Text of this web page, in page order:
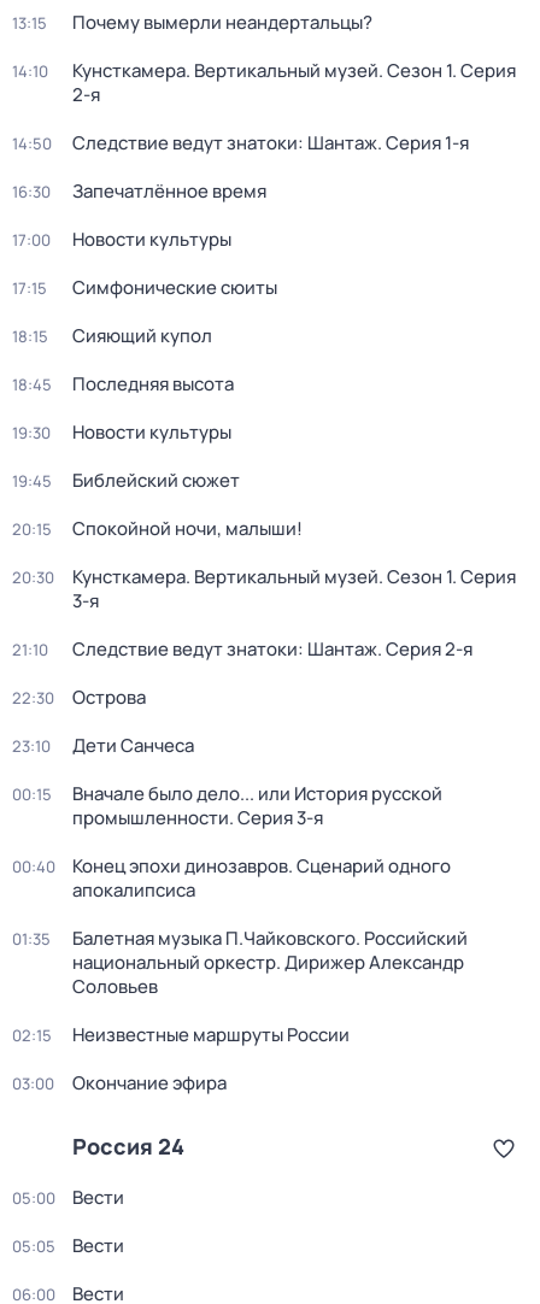
13:15 Почему вымерли неандертальцы?
14:10 Кунсткамера. Вертикальный музей. Сезон 1. Серия
2-я
14:50 Следствие ведут знатоки: Шантаж. Серия 1-я
16:30 Запечатлённое время
17:00 Новости культуры
17:15 Симфонические сюиты
18:15 Сияющий купол
18:45 Последняя высота
19:30 Новости культуры
19:45 Библейский сюжет
20:15 Спокойной ночи, малыши!
20:30 Кунсткамера. Вертикальный музей. Сезон 1. Серия
3-я
21:10 Следствие ведут знатоки: Шантаж. Серия 2-я
22:30 Острова
23:10 Дети Санчеса
00:15
Вначале было дело... или История русской
промышленности. Серия 3-я
00:40
Конец эпохи динозавров. Сценарий одного
апокалипсиса
01:35
Балетная музыка П.Чайковского. Российский
национальный оркестр. Дирижер Александр
Соловьев
02:15 Неизвестные маршруты России
03:00 Окончание эфира
Россия 24
05:00 Вести
05:05 Вести
06:00 Вести